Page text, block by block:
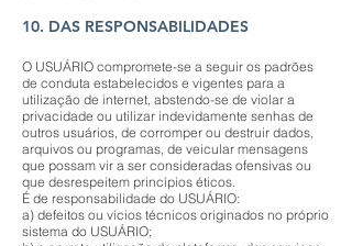
10. DAS RESPONSABILIDADES
O USUÁRIO compromete-se a seguir os padrões
de conduta estabelecidos e vigentes para a
utilização de internet, abstendo-se de violar a
privacidade ou utilizar indevidamente senhas de
outros usuários, de corromper ou destruir dados,
arquivos ou programas, de veicular mensagens
que possam vir a ser consideradas ofensivas ou
que desrespeitem princípios éticos.
É de responsabilidade do USUÁRIO:
a) defeitos ou vícios técnicos originados no próprio
sistema do USUÁRIO;